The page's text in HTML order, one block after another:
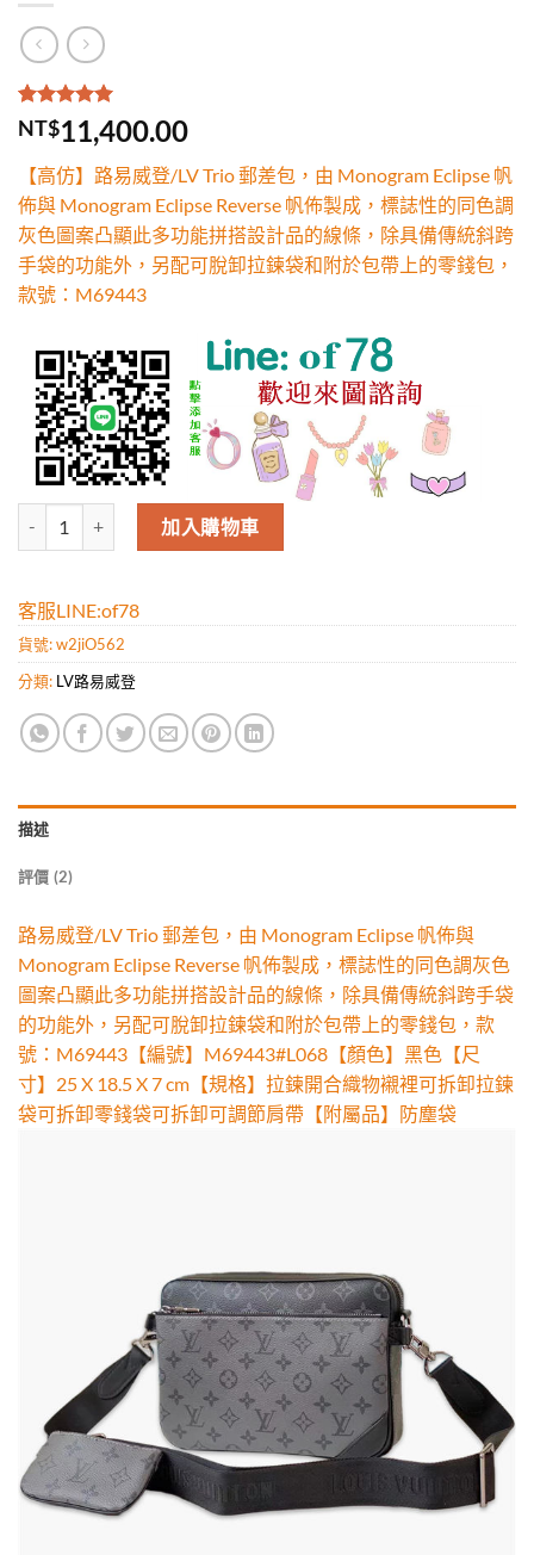
評分5.00
/
5，已有
2
位
分
NT$11,400.00
【高仿】路易威登/LV Trio 郵差包，由 Monogram Eclipse 帆
佈與 Monogram Eclipse Reverse 帆佈製成，標誌性的同色調
灰色圖案凸顯此多功能拼搭設計品的線條，除具備傳統斜跨
手袋的功能外，另配可脫卸拉鍊袋和附於包帶上的零錢包，
款號：M69443
高仿路易威登/LV Trio 郵差包，由 Monogram Eclipse 帆佈與
加入購物車
客服LINE:of78
貨號:w2jiO562
分類: LV路易威登
描述
評價 (2)
路易威登/LV Trio 郵差包，由 Monogram Eclipse 帆佈與
Monogram Eclipse Reverse 帆佈製成，標誌性的同色調灰色
圖案凸顯此多功能拼搭設計品的線條，除具備傳統斜跨手袋
的功能外，另配可脫卸拉鍊袋和附於包帶上的零錢包，款
號：M69443【編號】M69443#L068【顏色】黑色【尺
寸】25 X 18.5 X 7 cm【規格】拉鍊開合織物襯裡可拆卸拉鍊
袋可拆卸零錢袋可拆卸可調節肩帶【附屬品】防塵袋